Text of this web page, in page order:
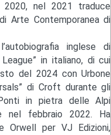
2020, nel 2021 traduce
Arte Contemporanea di
inglese di
in italiano, di cui
del 2024 con Urbone
di Croft durante gli
in pietra delle Alpi
nel febbraio 2022. Ha
Orwell per VJ Edizioni,